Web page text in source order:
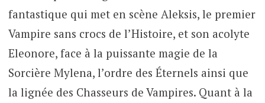
fantastique qui met en scène Aleksis, le premier
Vampire sans crocs de l’Histoire, et son acolyte
Eleonore, face à la puissante magie de la
Sorcière Mylena, l’ordre des Éternels ainsi que
la lignée des Chasseurs de Vampires. Quant à la